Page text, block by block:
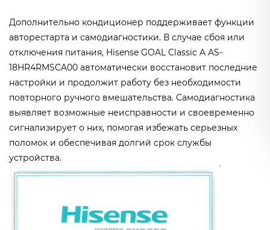
Дополнительно кондиционер поддерживает функции
авторестарта и самодиагностики. В случае сбоя или
отключения питания, Hisense GOAL Classic A AS-
18HR4RMSCA00 автоматически восстановит последние
настройки и продолжит работу без необходимости
повторного ручного вмешательства. Самодиагностика
выявляет возможные неисправности и своевременно
сигнализирует о них, помогая избежать серьезных
поломок и обеспечивая долгий срок службы
устройства.